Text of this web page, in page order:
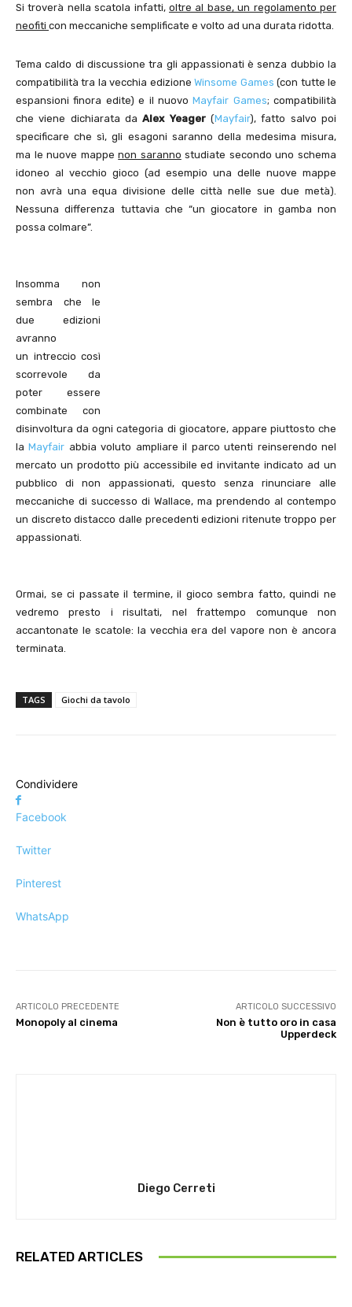
Si troverà nella scatola infatti, oltre al base, un regolamento per
neofiti con meccaniche semplificate e volto ad una durata ridotta.
Tema caldo di discussione tra gli appassionati è senza dubbio la
compatibilità tra la vecchia edizioneWinsome Games (con tutte le
espansioni finora edite) e il nuovoMayfair Games; compatibilità
che viene dichiarata daAlex Yeager(Mayfair), fatto salvo poi
specificare che sì, gli esagoni saranno della medesima misura,
ma le nuove mappenon saranno studiate secondo uno schema
idoneo al vecchio gioco (ad esempio una delle nuove mappe
non avrà una equa divisione delle città nelle sue due metà).
Nessuna differenza tuttavia che “un giocatore in gamba non
possa colmare”.
Insomma non
sembra che le
due edizioni
avranno
un intreccio così
scorrevole da
poter essere
combinate con
disinvoltura da ogni categoria di giocatore, appare piuttosto che
laMayfair abbia voluto ampliare il parco utenti reinserendo nel
mercato un prodotto più accessibile ed invitante indicato ad un
pubblico di non appassionati, questo senza rinunciare alle
meccaniche di successo di Wallace, ma prendendo al contempo
un discreto distacco dalle precedenti edizioni ritenute troppo per
appassionati.
Ormai, se ci passate il termine, il gioco sembra fatto, quindi ne
vedremo presto i risultati, nel frattempo comunque non
accantonate le scatole: la vecchia era del vapore non è ancora
terminata.
TAGS Giochi da tavolo
Condividere
Facebook
Twitter
Pinterest
WhatsApp
ARTICOLO PRECEDENTE
Monopoly al cinema
ARTICOLO SUCCESSIVO
Non è tutto oro in casa
Upperdeck
Diego Cerreti
RELATED ARTICLES